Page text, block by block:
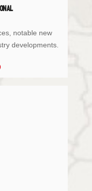
notable new
developments.